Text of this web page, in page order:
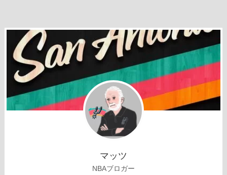
マッツ
NBAブロガー